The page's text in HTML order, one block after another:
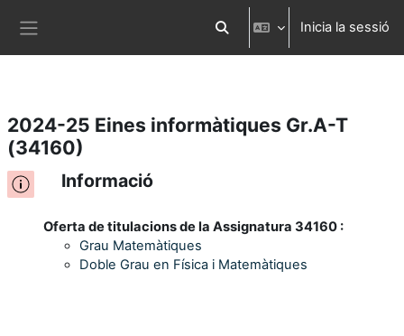
Ves al contingut principal Commuta l'entrada de la cerca
Inicia la sessió
2024-25 Eines informàtiques Gr.A-T
(34160)
Informació
Oferta de titulacions de la Assignatura 34160 :
Grau Matemàtiques
Doble Grau en Física i Matemàtiques